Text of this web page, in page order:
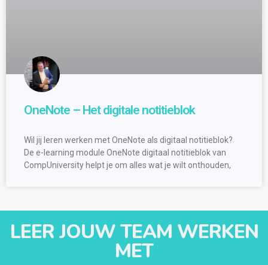
OneNote – Het digitale notitieblok
Wil jij leren werken met OneNote als digitaal notitieblok?
De e-learning module OneNote digitaal notitieblok van
CompUniversity helpt je om alles wat je wilt onthouden,
LEER JOUW TEAM WERKEN
MET